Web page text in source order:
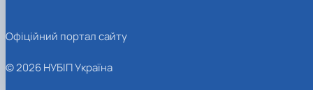
Офіційний портал сайту
© 2026 НУБІП Україна